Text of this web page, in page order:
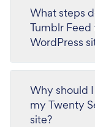
What steps
Tumblr
WordPress
Why should
my Twenty
site?